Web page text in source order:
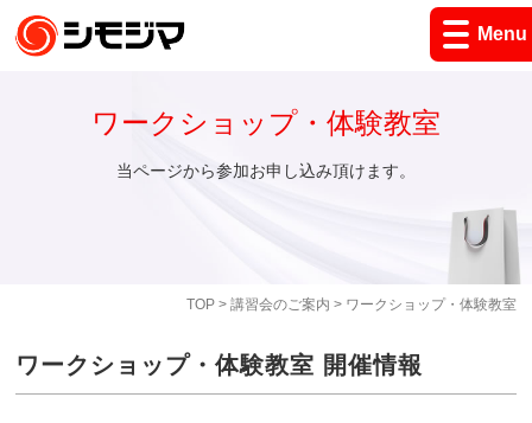
Menu
TOP> 講習会のご案内 > ワークショップ・体験教室
ワークショップ・体験教室
当ページから参加お申し込み頂けます。
ワークショップ・体験教室 開催情報